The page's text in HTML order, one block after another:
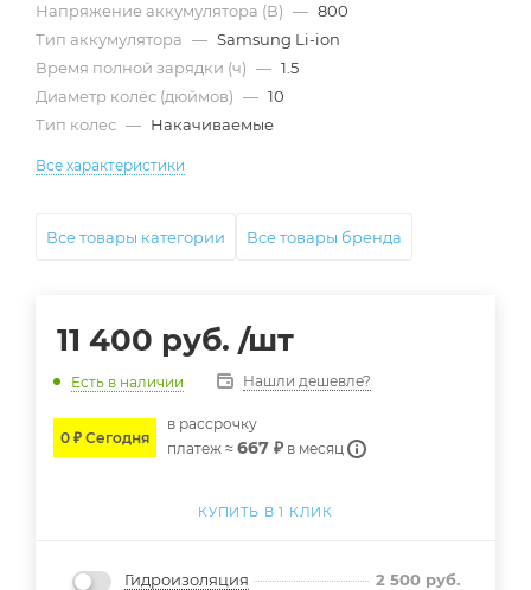
Напряжение аккумулятора (В) — 800
Тип аккумулятора — Samsung Li-ion
Время полной зарядки (ч) — 1.5
Диаметр колёс (дюймов) — 10
Тип колес — Накачиваемые
Все характеристики
Все товары категории Все товары бренда
11 400 руб. /шт
Есть в наличии Нашли дешевле?
0 ₽ Сегодня
в расcрочку
платеж ≈ 667 ₽ в месяц
КУПИТЬ В 1 КЛИК
Гидроизоляция
2 500 руб.